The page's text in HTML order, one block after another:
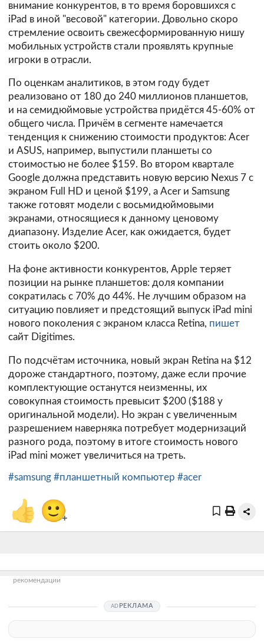
внимание конкурентов, в то время боровшихся с
iPad в иной "весовой" категории. Довольно скоро
стремление освоить свежесформированную нишу
мобильных устройств стали проявлять крупные
игроки в отрасли.
По оценкам аналитиков, в этом году будет
реализовано от 180 до 240 миллионов планшетов,
и на семидюймовые устройства придётся 45-60% от
общего числа. Причём в сегменте намечается
тенденция к снижению стоимости продуктов: Acer
и ASUS, например, выпустили планшеты со
стоимостью не более $159. Во втором квартале
Google должна представить новую версию Nexus 7 с
экраном Full HD и ценой $199, а Acer и Samsung
также готовят модели с восьмидюймовыми
экранами, относящиеся к данному ценовому
диапазону. Изделие Acer, как ожидается, будет
стоить около $200.
На фоне активности конкурентов, Apple теряет
позиции на рынке планшетов: доля компании
сократилась с 70% до 44%. Не лучшим образом на
ситуацию повлияет и предстоящий выпуск iPad mini
нового поколения с экраном класса Retina, пишет
сайт Digitimes.
По подсчётам источника, новый экран Retina на $12
дороже стандартного, поэтому, даже если прочие
комплектующие останутся неизменны, их
совокупная стоимость превысит $200 ($188 у
оригинальной модели). Но экран с увеличенным
разрешением наверняка потребует модернизаций
разного рода, поэтому в итоге стоимость нового
iPad mini может увеличиться на треть.
#samsung #планшетный компьютер #acer
👍 🙂+
рекомендации
РЕКЛАМА